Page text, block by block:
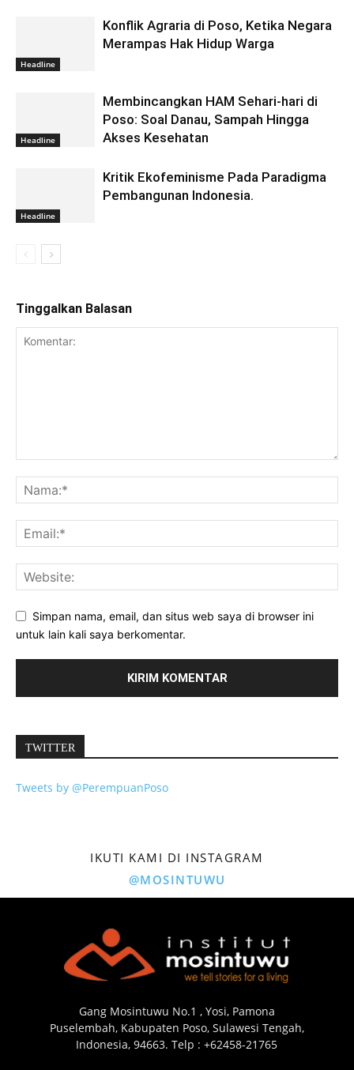
Headline
Konflik Agraria di Poso, Ketika Negara
Merampas Hak Hidup Warga
Headline
Membincangkan HAM Sehari-hari di
Poso: Soal Danau, Sampah Hingga
Akses Kesehatan
Headline
Kritik Ekofeminisme Pada Paradigma
Pembangunan Indonesia.
Tinggalkan Balasan
Simpan nama, email, dan situs web saya di browser ini
untuk lain kali saya berkomentar.
TWITTER
Tweets by @PerempuanPoso
IKUTI KAMI DI INSTAGRAM
@MOSINTUWU
Gang Mosintuwu No.1 , Yosi, Pamona
Puselembah, Kabupaten Poso, Sulawesi Tengah,
Indonesia, 94663. Telp : +62458-21765